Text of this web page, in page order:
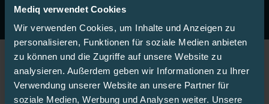
Mediq verwendet Cookies
Wir verwenden Cookies, um Inhalte und Anzeigen zu
personalisieren, Funktionen für soziale Medien anbieten
zu können und die Zugriffe auf unsere Website zu
analysieren. Außerdem geben wir Informationen zu Ihrer
Verwendung unserer Website an unsere Partner für
soziale Medien, Werbung und Analysen weiter. Unsere
Jetzt anmelden
Jetzt Fan werden!